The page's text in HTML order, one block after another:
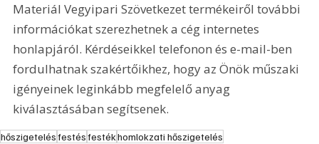
Materiál Vegyipari Szövetkezet termékeiről további
információkat szerezhetnek a cég internetes
honlapjáról. Kérdéseikkel telefonon és e-mail-ben
fordulhatnak szakértőikhez, hogy az Önök műszaki
igényeinek leginkább megfelelő anyag
kiválasztásában segítsenek.
hőszigetelésfestésfestékhomlokzati hőszigetelés